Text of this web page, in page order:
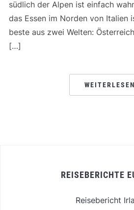
südlich der Alpen ist einfach
das Essen im Norden von Italien
beste aus zwei Welten:
[…]
WEITERLESEN
REISEBERICHTE
Reisebericht